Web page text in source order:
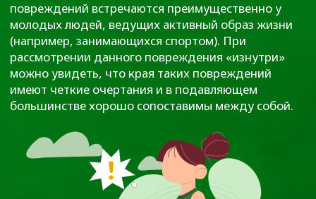
Что лечим:
Артрозы